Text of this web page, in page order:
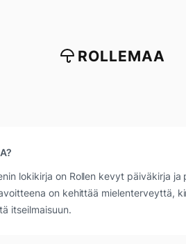
ROLLEMAA
lokikirja on Rollen kevyt päiväkirja ja
on kehittää mielenterveyttä,
itseilmaisuun.